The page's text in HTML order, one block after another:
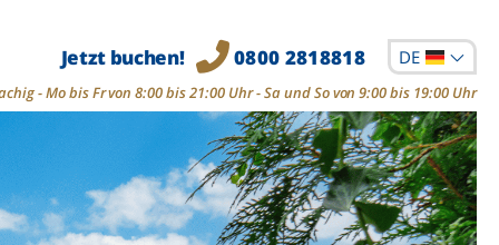
Jetzt buchen! 0800 2818818 DE
- Mo bis Fr von 8:00 bis 21:00 Uhr - Sa und So von 9:00 bis 19:00 Uhr